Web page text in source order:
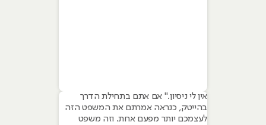
אין לי ניסיון." אם אתם בתחילת הדרך
בהייטק, כנראה אמרתם את המשפט הזה
לעצמכם יותר מפעם אחת. וזה משפט